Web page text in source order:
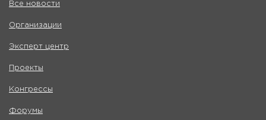
Все новости
Организации
Эксперт центр
Проекты
Конгрессы
Форумы